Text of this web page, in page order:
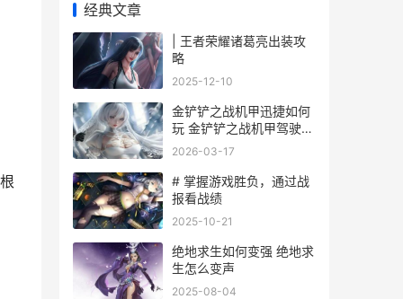
经典文章
| 王者荣耀诸葛亮出装攻
略
2025-12-10
金铲铲之战机甲迅捷如何
玩 金铲铲之战机甲驾驶员
什么时候刷出
2026-03-17
# 掌握游戏胜负，通过战
报看战绩
2025-10-21
绝地求生如何变强 绝地求
生怎么变声
2025-08-04